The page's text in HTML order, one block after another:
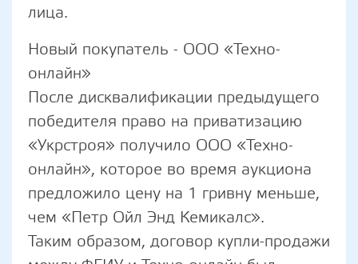
лица.
Новый покупатель - ООО «Техно-
онлайн»
После дисквалификации предыдущего
победителя право на приватизацию
«Укрстроя» получило ООО «Техно-
онлайн», которое во время аукциона
предложило цену на 1 гривну меньше,
чем «Петр Ойл Энд Кемикалс».
Таким образом, договор купли-продажи